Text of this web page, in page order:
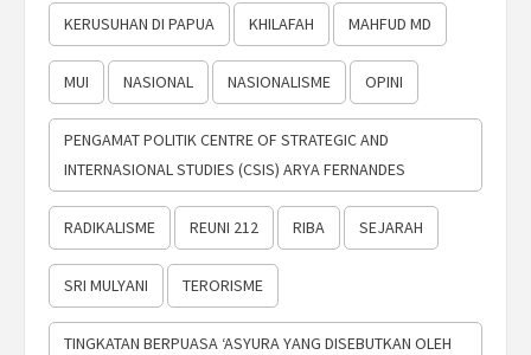
KERUSUHAN DI PAPUA KHILAFAH MAHFUD MD
MUI NASIONAL NASIONALISME OPINI
PENGAMAT POLITIK CENTRE OF STRATEGIC AND
INTERNASIONAL STUDIES (CSIS) ARYA FERNANDES
RADIKALISME REUNI 212 RIBA SEJARAH
SRI MULYANI TERORISME
TINGKATAN BERPUASA ‘ASYURA YANG DISEBUTKAN OLEH